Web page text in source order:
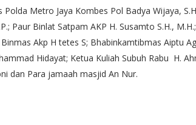
Metro Jaya Kombes Pol Badya Wijaya,
Paur Binlat Satpam AKP H. Susamto S.H.,
Akp H tetes S; Bhabinkamtibmas Aiptu
Hidayat; Ketua Kuliah Subuh Rabu H.
dan Para jamaah masjid An Nur.